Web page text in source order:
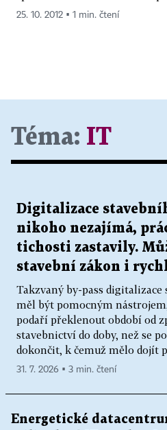
25. 10. 2012 ▪ 1 min. čtení
Téma: IT
Digitalizace
nikoho nezajímá,
tichosti zastavily.
stavební zákon i
Takzvaný by-pass
měl být pomocným
podaří překlenout období od
stavebnictví do doby, než se
dokončit, k čemuž mělo dojít
31. 7. 2026 ▪ 3 min. čtení
Energetické